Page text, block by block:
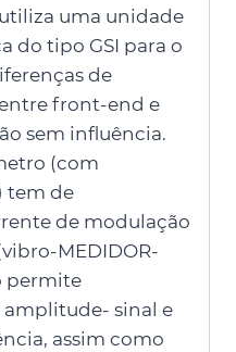
uma unidade
do tipo GSI para o
de
front-end e
sem influência.
(com
tem de
de modulação
MEDIDOR-
permite
sinal e
assim como